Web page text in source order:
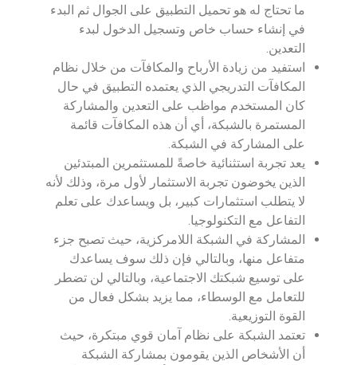
ما تحتاج له هو تحميل التطبيق على الجوال ثم البدء
في إنشاء حساب خاص وتسجيل الدخول لبدء
التعدين.
استفيد من زيادة الأرباح والمكافآت من خلال نظام
المكافآت التدريجي الذي يعتمده التطبيق في حال
كان المستخدم مواظب على التعدين والمشاركة
المستمرة بالشبكة، أي أن هذه المكافآت قائمة
على المشاركة في الشبكة.
يعد تجربة استثنائية خاصةً للمستثمرين المبتدئين
الذين يخوضون تجربة الاستثمار لأول مرة، وذلك لأنه
لا يتطلب استثمارات كبير، بل ويساعدك على تعلم
التفاعل مع التكنولوجيا.
المشاركة في الشبكة اللامركزية، حيث تصبح جزء
متفاعل منها، وبالتالي فإن ذلك سوف يساعدك
على توسيع شبكتك الاجتماعية، وبالتالي لن تضطر
للتعامل مع الوسطاء، مما يزيد بشكل فعال من
القوة التوزيعية.
تعتمد الشبكة على نظام آمان قوي مبتكرة، حيث
أن الأشخاص الذين يقومون بمشاركة الشبكة